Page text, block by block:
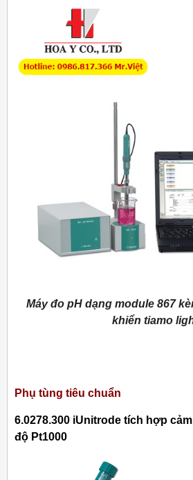
Máy đo pH dạng module 867
khiển tiamo
Phụ tùng tiêu chuẩn
6.0278.300 iUnitrode tích hợp
độ Pt1000